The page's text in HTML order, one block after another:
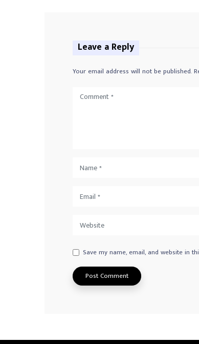
Leave a Reply
Your email address will not be published.
Save my name, email, and website in